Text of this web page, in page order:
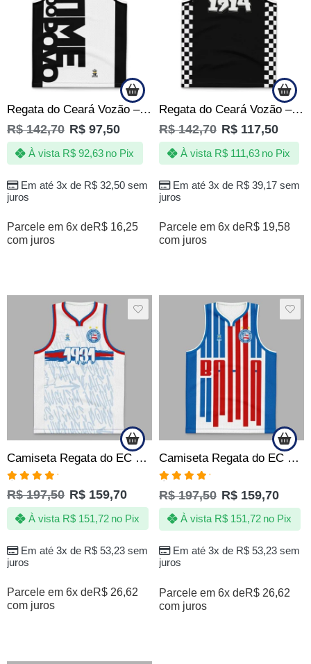
Regata do Ceará Vozão – Time do Povo – Produto Oficial
R$142,70 R$ 97,50
Em até 3x de R$32,50sem
juros
À vista R$92,63 no Pix
Parcele em 6x deR$ 16,25
com juros
Regata do Ceará Vozão – 1914 – Produto Oficial
R$142,70 R$ 117,50
Em até 3x de R$39,17sem
juros
À vista R$111,63 no Pix
Parcele em 6x deR$ 19,58
com juros
Camiseta Regata do EC Bahia BBMP Tricolor 1931 Produto Oficial
Avaliação
5.00de 5
R$197,50 R$ 159,70
Em até 3x de R$53,23sem
juros
À vista R$151,72 no Pix
Parcele em 6x deR$ 26,62
com juros
Camiseta Regata do EC Bahia Tricolor de Aço Produto Oficial
Avaliação
5.00de 5
R$197,50 R$ 159,70
Em até 3x de R$53,23sem
juros
À vista R$151,72 no Pix
Parcele em 6x deR$ 26,62
com juros